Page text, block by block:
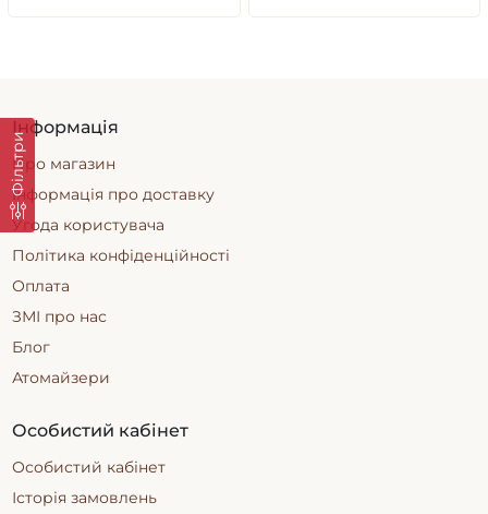
Фільтри
Інформація
Про магазин
Інформація про доставку
Угода користувача
Політика конфіденційності
Оплата
ЗМІ про нас
Блог
Атомайзери
Особистий кабінет
Особистий кабінет
Історія замовлень